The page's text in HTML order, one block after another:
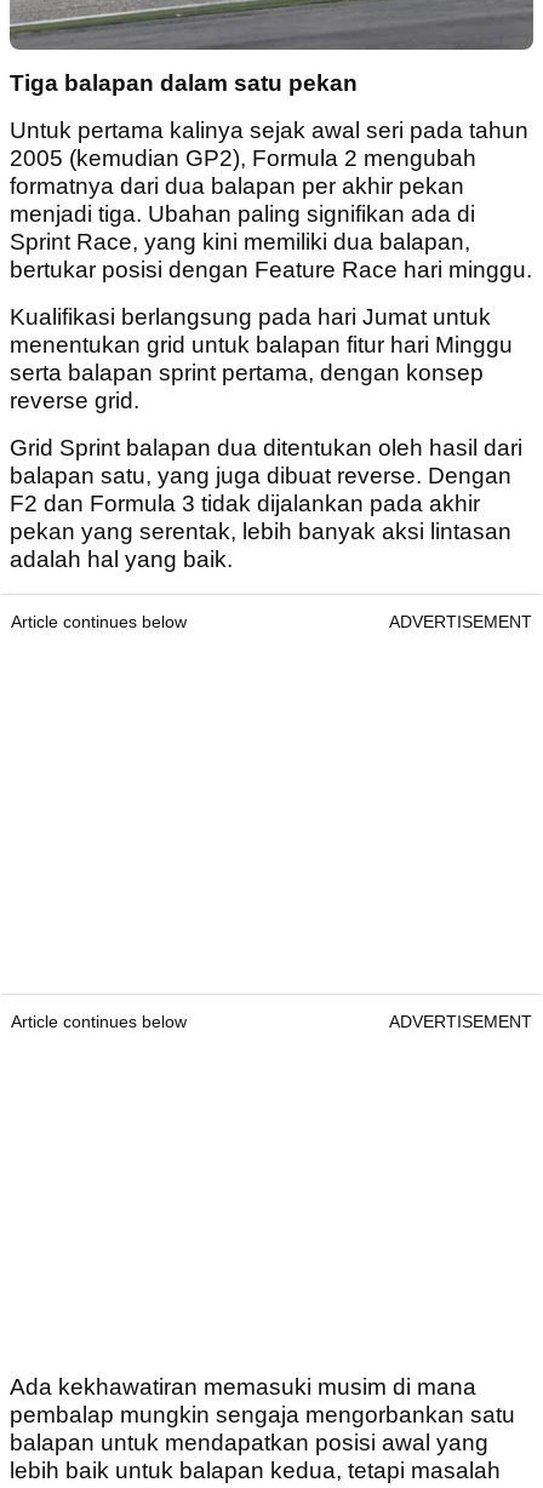
Tiga balapan dalam satu pekan
Untuk pertama kalinya sejak awal seri pada tahun
2005 (kemudian GP2), Formula 2 mengubah
formatnya dari dua balapan per akhir pekan
menjadi tiga. Ubahan paling signifikan ada di
Sprint Race, yang kini memiliki dua balapan,
bertukar posisi dengan Feature Race hari minggu.
Kualifikasi berlangsung pada hari Jumat untuk
menentukan grid untuk balapan fitur hari Minggu
serta balapan sprint pertama, dengan konsep
reverse grid.
Grid Sprint balapan dua ditentukan oleh hasil dari
balapan satu, yang juga dibuat reverse. Dengan
F2 dan Formula 3 tidak dijalankan pada akhir
pekan yang serentak, lebih banyak aksi lintasan
adalah hal yang baik.
Article continues below ADVERTISEMENT
Article continues below ADVERTISEMENT
Ada kekhawatiran memasuki musim di mana
pembalap mungkin sengaja mengorbankan satu
balapan untuk mendapatkan posisi awal yang
lebih baik untuk balapan kedua, tetapi masalah